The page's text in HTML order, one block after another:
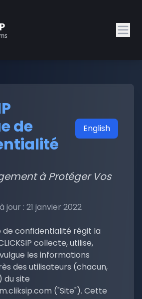
de
English
à Protéger Vos
jour : 21 janvier 2022
confidentialité régit la
collecte, utilise,
les informations
des utilisateurs (chacun,
du site
("Site"). Cette